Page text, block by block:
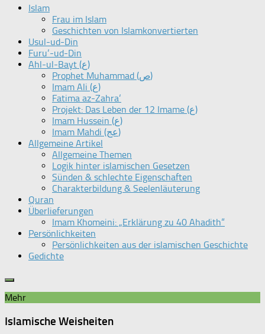
Islam
Frau im Islam
Geschichten von Islamkonvertierten
Usul-ud-Din
Furu‘-ud-Din
Ahl-ul-Bayt (ع)
Prophet Muhammad (ص)
Imam Ali (ع)
Fatima az-Zahra‘
Projekt: Das Leben der 12 Imame (ع)
Imam Hussein (ع)
Imam Mahdi (عج)
Allgemeine Artikel
Allgemeine Themen
Logik hinter islamischen Gesetzen
Sünden & schlechte Eigenschaften
Charakterbildung & Seelenläuterung
Quran
Überlieferungen
Imam Khomeini: „Erklärung zu 40 Ahadith“
Persönlichkeiten
Persönlichkeiten aus der islamischen Geschichte
Gedichte
Mehr
Islamische Weisheiten